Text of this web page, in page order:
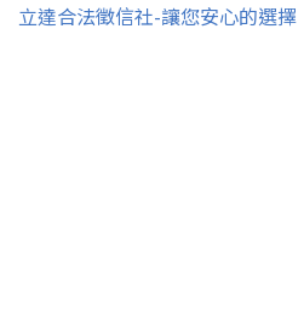
立達合法徵信社-讓您安心的選擇